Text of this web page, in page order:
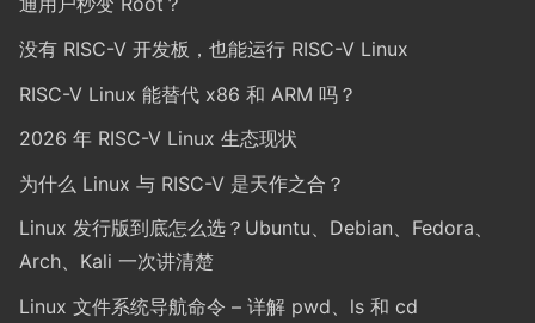
没有 RISC-V 开发板，也能运行 RISC-V Linux
RISC-V Linux 能替代 x86 和 ARM 吗？
2026 年 RISC-V Linux 生态现状
为什么 Linux 与 RISC-V 是天作之合？
Linux 发行版到底怎么选？Ubuntu、Debian、Fedora、
Arch、Kali 一次讲清楚
Linux 文件系统导航命令 – 详解 pwd、ls 和 cd